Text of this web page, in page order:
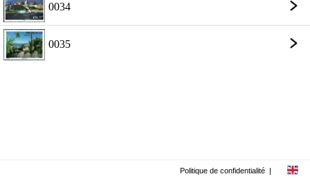
0034
0035
Politique de confidentialité |